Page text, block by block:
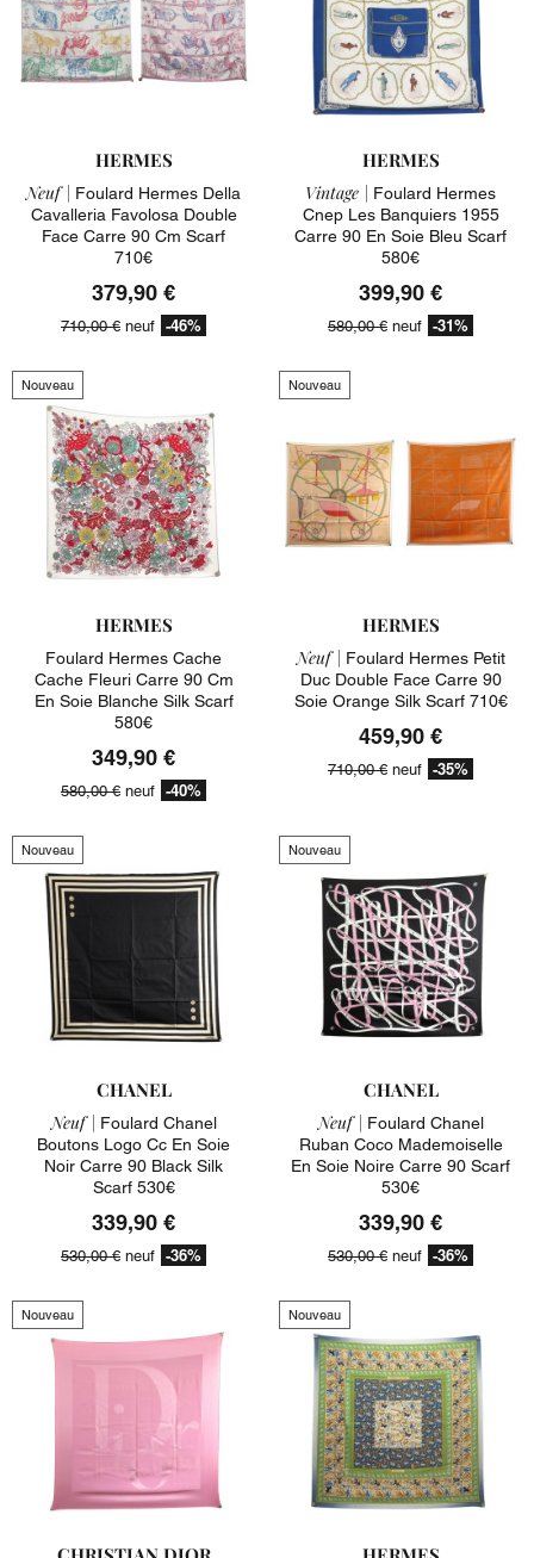
HERMES
Neuf | Foulard Hermes Della
Cavalleria Favolosa Double
Face Carre 90 Cm Scarf
710€
379,90 €
710,00 € neuf -46%
HERMES
Vintage | Foulard Hermes
Cnep Les Banquiers 1955
Carre 90 En Soie Bleu Scarf
580€
399,90 €
580,00 € neuf -31%
Nouveau
HERMES
Foulard Hermes Cache
Cache Fleuri Carre 90 Cm
En Soie Blanche Silk Scarf
580€
349,90 €
580,00 € neuf -40%
Nouveau
HERMES
Neuf | Foulard Hermes Petit
Duc Double Face Carre 90
Soie Orange Silk Scarf 710€
459,90 €
710,00 € neuf -35%
Nouveau
CHANEL
Neuf | Foulard Chanel
Boutons Logo Cc En Soie
Noir Carre 90 Black Silk
Scarf 530€
339,90 €
530,00 € neuf -36%
Nouveau
CHANEL
Neuf | Foulard Chanel
Ruban Coco Mademoiselle
En Soie Noire Carre 90 Scarf
530€
339,90 €
530,00 € neuf -36%
Nouveau Nouveau